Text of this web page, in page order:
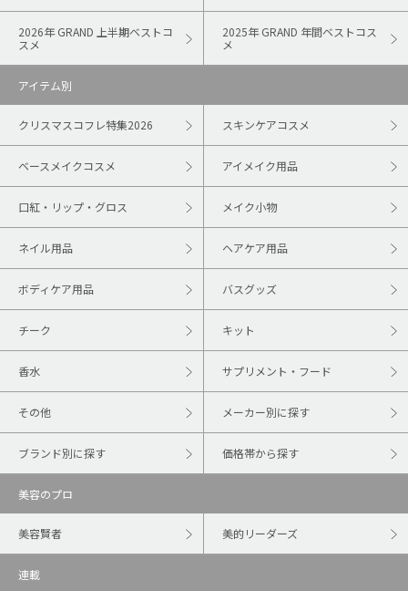
2026年 GRAND 上半期ベストコ
スメ
2025年 GRAND 年間ベストコス
メ
アイテム別
クリスマスコフレ特集2026 スキンケアコスメ
ベースメイクコスメ アイメイク用品
口紅・リップ・グロス メイク小物
ネイル用品 ヘアケア用品
ボディケア用品 バスグッズ
チーク キット
香水 サプリメント・フード
その他 メーカー別に探す
ブランド別に探す 価格帯から探す
美容のプロ
美容賢者 美的リーダーズ
連載